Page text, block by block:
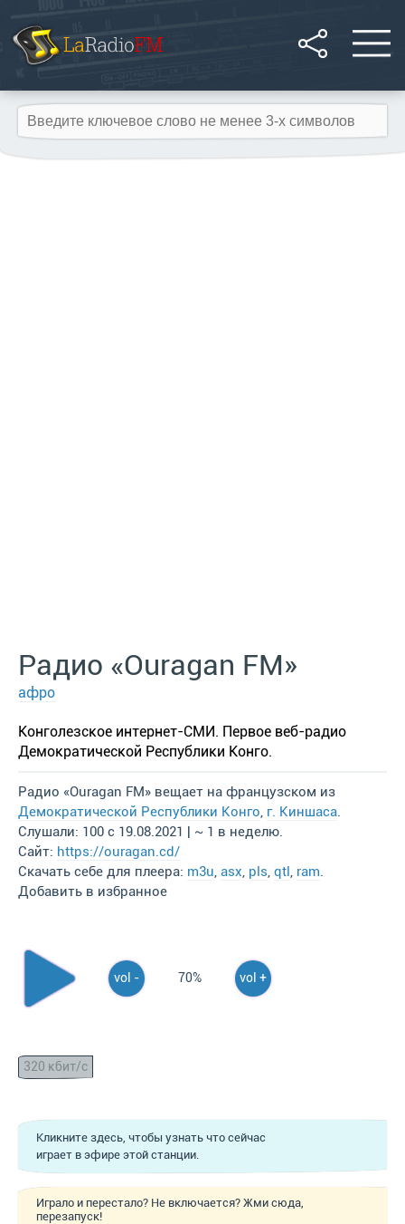
Радио «Ouragan FM»
афро
Конголезское интернет-СМИ. Первое веб-радио
Демократической Республики Конго.
Радио «Ouragan FM» вещает на французском из
Демократической Республики Конго, г. Киншаса.
Слушали: 100 с 19.08.2021 | ~ 1 в неделю.
Сайт: https://ouragan.cd/
Скачать себе для плеера: m3u, asx, pls, qtl, ram.
Добавить в избранное
vol - 70% vol +
320 кбит/с
Кликните здесь, чтобы узнать что сейчас
играет в эфире этой станции.
Играло и перестало? Не включается? Жми сюда,
перезапуск!